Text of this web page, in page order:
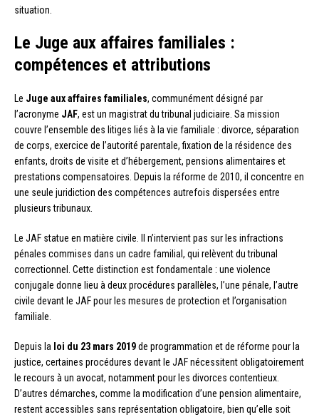
situation.
Le Juge aux affaires familiales :
compétences et attributions
Le Juge aux affaires familiales, communément désigné par
l’acronyme JAF, est un magistrat du tribunal judiciaire. Sa mission
couvre l’ensemble des litiges liés à la vie familiale : divorce, séparation
de corps, exercice de l’autorité parentale, fixation de la résidence des
enfants, droits de visite et d’hébergement, pensions alimentaires et
prestations compensatoires. Depuis la réforme de 2010, il concentre en
une seule juridiction des compétences autrefois dispersées entre
plusieurs tribunaux.
Le JAF statue en matière civile. Il n’intervient pas sur les infractions
pénales commises dans un cadre familial, qui relèvent du tribunal
correctionnel. Cette distinction est fondamentale : une violence
conjugale donne lieu à deux procédures parallèles, l’une pénale, l’autre
civile devant le JAF pour les mesures de protection et l’organisation
familiale.
Depuis la loi du 23 mars 2019de programmation et de réforme pour la
justice, certaines procédures devant le JAF nécessitent obligatoirement
le recours à un avocat, notamment pour les divorces contentieux.
D’autres démarches, comme la modification d’une pension alimentaire,
restent accessibles sans représentation obligatoire, bien qu’elle soit